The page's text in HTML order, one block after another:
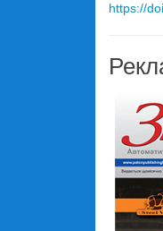
https://